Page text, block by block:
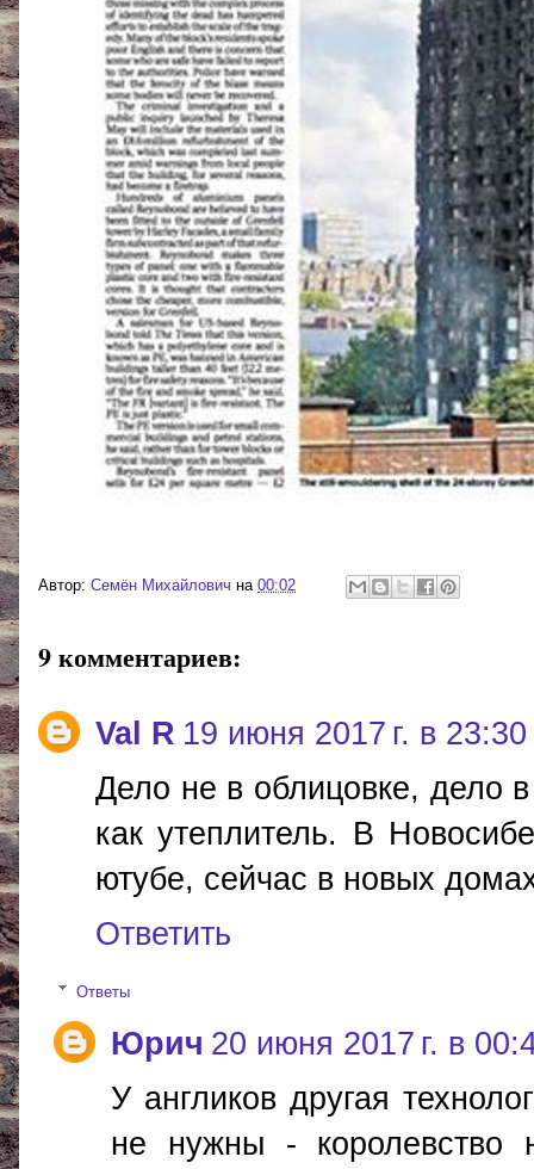
Автор: Cемён Михайлович на 00:02
9 комментариев:
Val R 19 июня 2017 г. в 23:30
Дело не в облицовке, дело
как утеплитель. В
ютубе, сейчас в новых
Ответить
Ответы
Юрич 20 июня 2017 г. в
У англиков другая
не нужны - королевство